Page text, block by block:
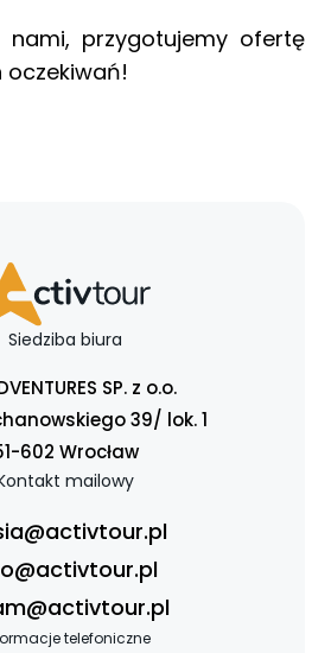
nami, przygotujemy ofertę
oczekiwań!
Siedziba biura
SP. z o.o.
39/ lok. 1
602 Wrocław
mailowy
telefoniczne